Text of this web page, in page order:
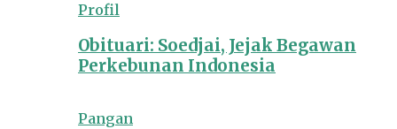
Profil
Obituari: Soedjai, Jejak Begawan
Perkebunan Indonesia
Pangan